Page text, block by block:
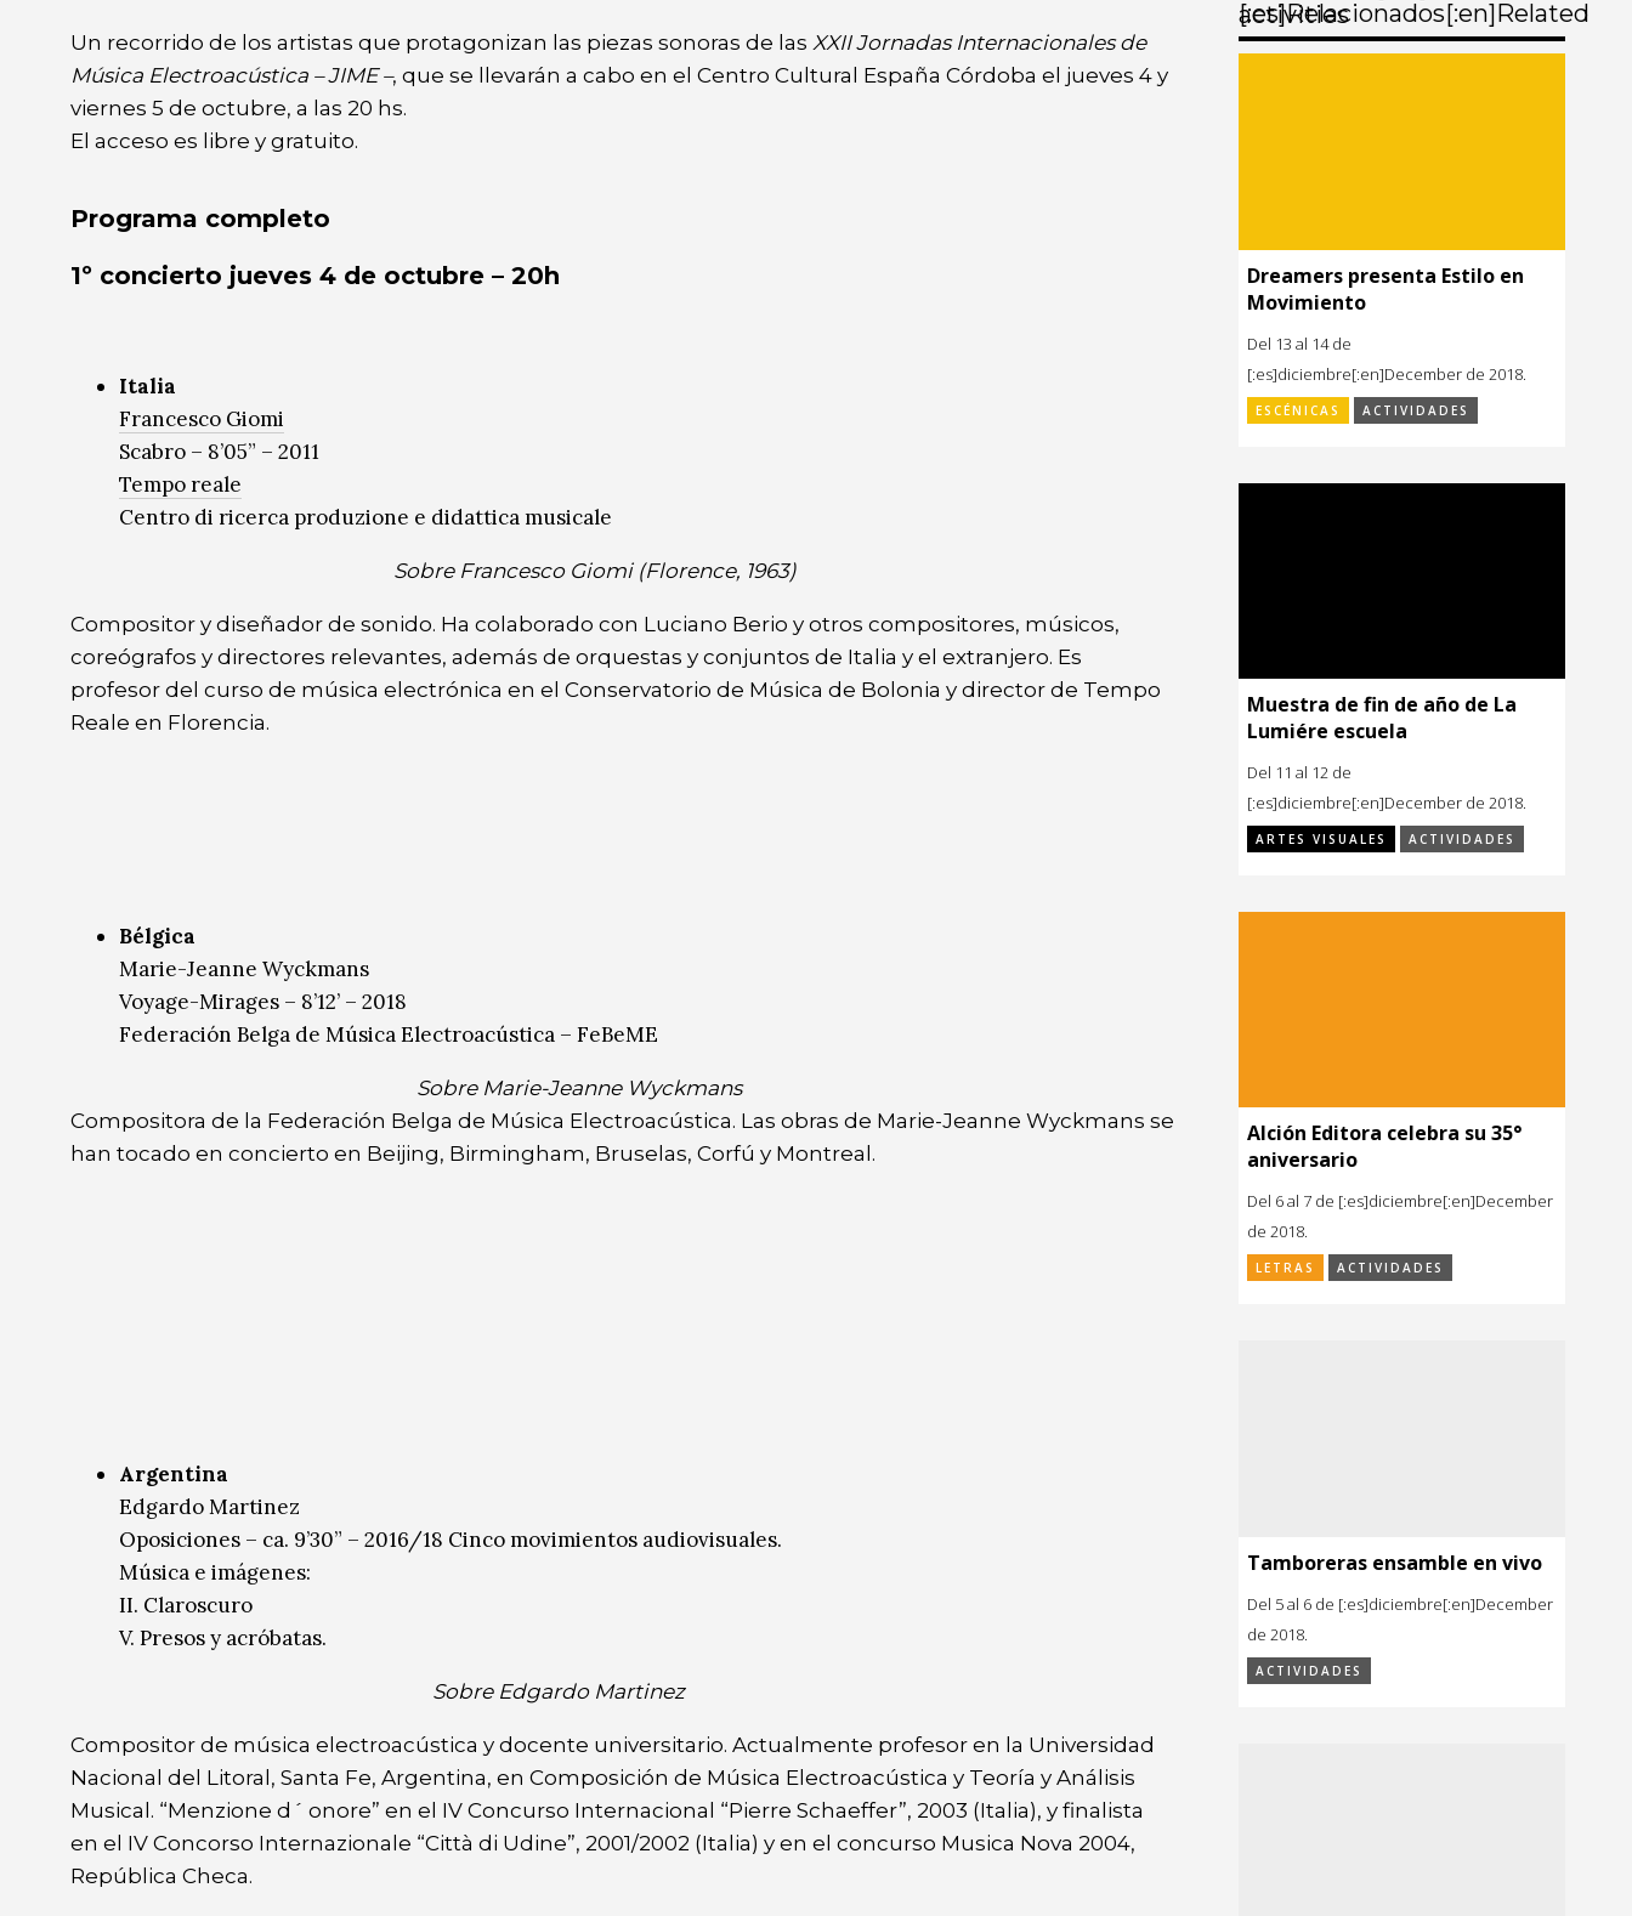
Seminario
Seminario
Un recorrido de los artistas que protagonizan las piezas sonoras de las XXII Jornadas Internacionales de
Música Electroacústica – JIME –, que se llevarán a cabo en el Centro Cultural España Córdoba el jueves 4 y
viernes 5 de octubre, a las 20 hs.
El acceso es libre y gratuito.
Programa completo
1º concierto jueves 4 de octubre – 20h
Italia
Francesco Giomi
Scabro – 8’05” – 2011
Tempo reale
Centro di ricerca produzione e didattica musicale
Sobre Francesco Giomi (Florence, 1963)
Compositor y diseñador de sonido. Ha colaborado con Luciano Berio y otros compositores, músicos,
coreógrafos y directores relevantes, además de orquestas y conjuntos de Italia y el extranjero. Es
profesor del curso de música electrónica en el Conservatorio de Música de Bolonia y director de Tempo
Reale en Florencia.
Bélgica
Marie-Jeanne Wyckmans
Voyage-Mirages – 8’12’ – 2018
Federación Belga de Música Electroacústica – FeBeME
Sobre Marie-Jeanne Wyckmans
Compositora de la Federación Belga de Música Electroacústica. Las obras de Marie-Jeanne Wyckmans se
han tocado en concierto en Beijing, Birmingham, Bruselas, Corfú y Montreal.
Argentina
Edgardo Martinez
Oposiciones – ca. 9’30” – 2016/18 Cinco movimientos audiovisuales.
Música e imágenes:
II. Claroscuro
V. Presos y acróbatas.
Sobre Edgardo Martinez
Compositor de música electroacústica y docente universitario. Actualmente profesor en la Universidad
Nacional del Litoral, Santa Fe, Argentina, en Composición de Música Electroacústica y Teoría y Análisis
Musical. “Menzione d´ onore” en el IV Concurso Internacional “Pierre Schaeffer”, 2003 (Italia), y finalista
en el IV Concorso Internazionale “Città di Udine”, 2001/2002 (Italia) y en el concurso Musica Nova 2004,
República Checa.
activities
[:es]Relacionados[:en]Related
Dreamers presenta Estilo en
Movimiento
Del 13 al 14 de
[:es]diciembre[:en]December de 2018.
ESCÉNICAS ACTIVIDADES
Muestra de fin de año de La
Lumiére escuela
Del 11 al 12 de
[:es]diciembre[:en]December de 2018.
ARTES VISUALES ACTIVIDADES
Alción Editora celebra su 35°
aniversario
Del 6 al 7 de [:es]diciembre[:en]December
de 2018.
LETRAS ACTIVIDADES
Tamboreras ensamble en vivo
Del 5 al 6 de [:es]diciembre[:en]December
de 2018.
ACTIVIDADES